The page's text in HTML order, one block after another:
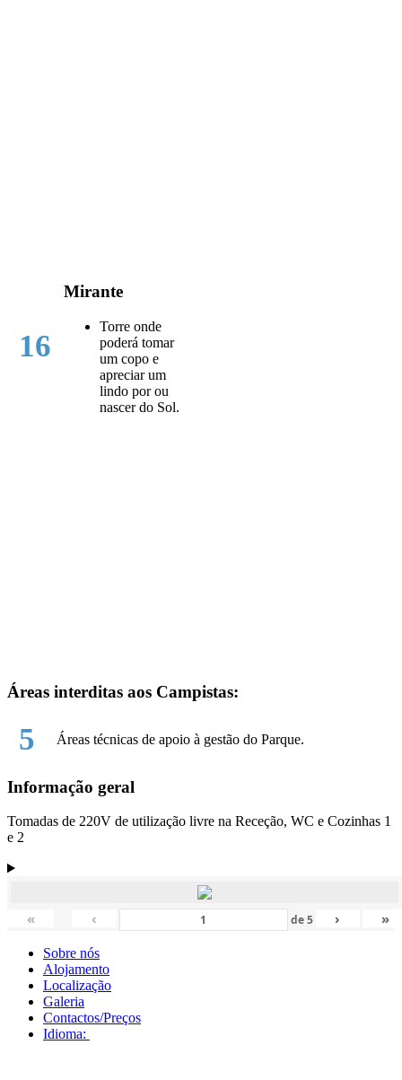
16
Mirante
Torre onde
poderá tomar
um copo e
apreciar um
lindo por ou
nascer do Sol.
Áreas interditas aos Campistas:
5 Áreas técnicas de apoio à gestão do Parque.
Informação geral
Tomadas de 220V de utilização livre na Receção, WC e Cozinhas 1
e 2
« ‹ de5 › »
Sobre nós
Alojamento
Localização
Galeria
Contactos/Preços
Idioma: